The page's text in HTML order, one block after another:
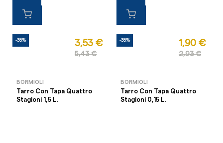
-35% 3,53 €
5,43 €
BORMIOLI
Tarro Con Tapa Quattro
Stagioni 1,5 L.
-35% 1,90 €
2,93 €
BORMIOLI
Tarro Con Tapa Quattro
Stagioni 0,15 L.